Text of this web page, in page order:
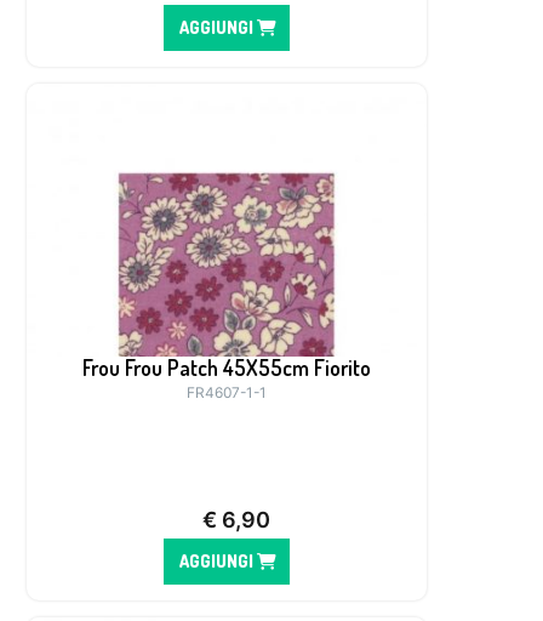
AGGIUNGI
Frou Frou Patch 45X55cm Fiorito
FR4607-1-1
€ 6,90
AGGIUNGI